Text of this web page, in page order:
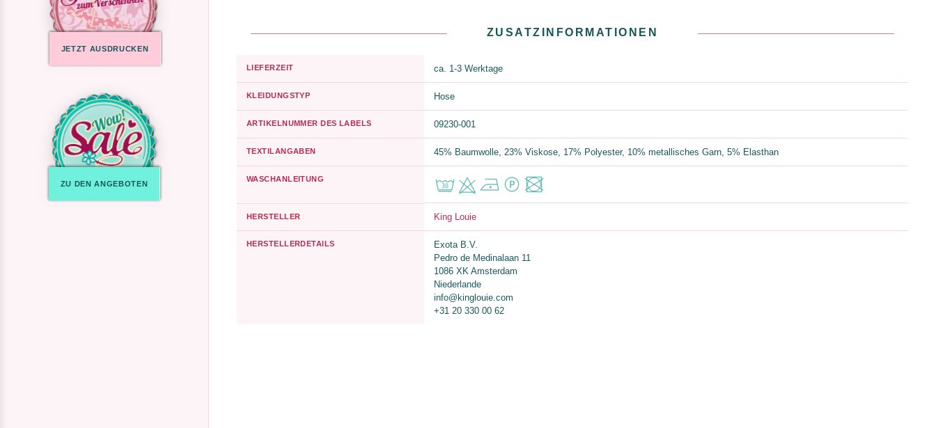
JETZT AUSDRUCKEN
ZU DEN ANGEBOTEN
ZUSATZINFORMATIONEN
LIEFERZEIT ca. 1-3 Werktage
KLEIDUNGSTYP Hose
ARTIKELNUMMER DES LABELS 09230-001
TEXTILANGABEN 45% Baumwolle, 23% Viskose, 17% Polyester, 10% metallisches Garn, 5% Elasthan
WASCHANLEITUNG
HERSTELLER King Louie
HERSTELLERDETAILS
Exota B.V.
Pedro de Medinalaan 11
1086 XK Amsterdam
Niederlande
info@kinglouie.com
+31 20 330 00 62